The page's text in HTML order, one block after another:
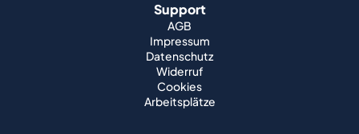
Support
AGB
Impressum
Datenschutz
Widerruf
Cookies
Arbeitsplätze